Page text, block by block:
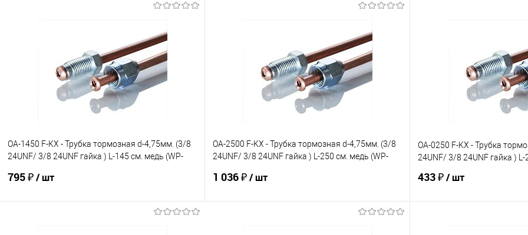
OA-1450 F-KX - Трубка тормозная d-4,75мм. (3/8
24UNF/ 3/8 24UNF гайка ) L-145 см. медь (WP-
795 ₽/ шт
OA-2500 F-KX - Трубка тормозная d-4,75мм. (3/8
24UNF/ 3/8 24UNF гайка ) L-250 см. медь (WP-
1 036 ₽/ шт
OA-0250 F-KX - Трубка
24UNF/ 3/8 24UNF гайка )
433 ₽/ шт